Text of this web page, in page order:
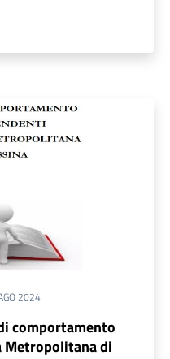
2024
comportamento
Metropolitana di